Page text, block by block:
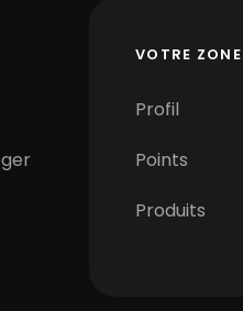
VOTRE ZONE
Profil
Points
Produits